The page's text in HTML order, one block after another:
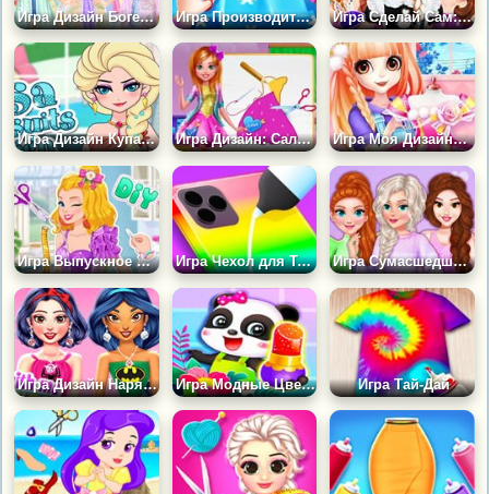
Игра Дизайн Богемного Кардигана Игра Производитель Одежды и Обуви Игра Сделай Сам: Трансформация Костюма
Игра Дизайн Купальников от Эльзы Игра Дизайн: Салон Моды Игра Моя Дизайнерская Мечта
Игра Выпускное Платье Своими Руками Игра Чехол для Телефона Своими Руками 2 Игра Сумасшедший Дизайн Платья Принцессы
Игра Дизайн Нарядов Супергероев Игра Модные Цветы Своими Руками Игра Тай-Дай